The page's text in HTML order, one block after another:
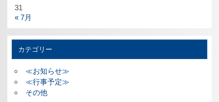
31
« 7月
カテゴリー
≪お知らせ≫
≪行事予定≫
その他